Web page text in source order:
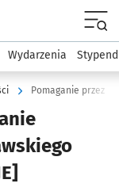
Akademicki
Wydarzenia
Pomaganie przez